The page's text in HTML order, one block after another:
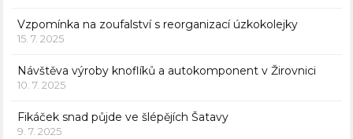
Vzpomínka na zoufalství s reorganizací úzkokolejky
15. 7. 2025
Návštěva výroby knoflíků a autokomponent v Žirovnici
10. 7. 2025
Fikáček snad půjde ve šlépějích Šatavy
9. 7. 2025